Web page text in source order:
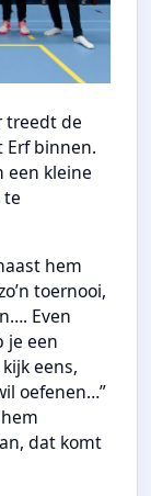
treedt de
binnen.
een kleine
te
hem
toernooi,
Even
je een
eens,
oefenen…”
dat komt